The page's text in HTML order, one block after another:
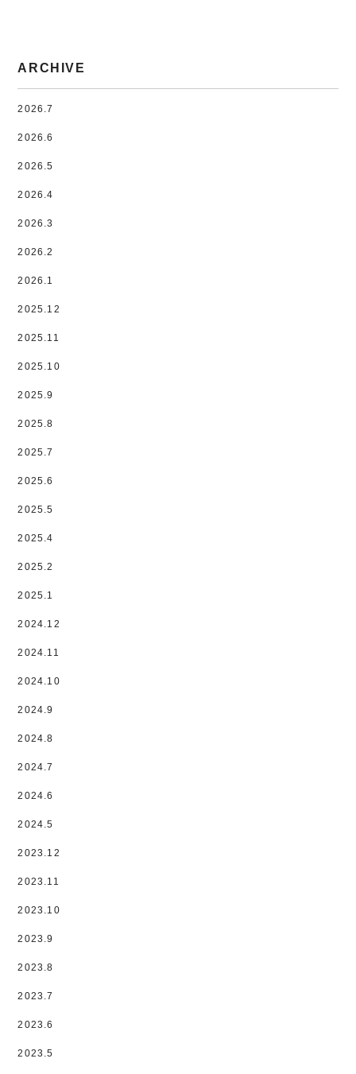
ARCHIVE
2026.7
2026.6
2026.5
2026.4
2026.3
2026.2
2026.1
2025.12
2025.11
2025.10
2025.9
2025.8
2025.7
2025.6
2025.5
2025.4
2025.2
2025.1
2024.12
2024.11
2024.10
2024.9
2024.8
2024.7
2024.6
2024.5
2023.12
2023.11
2023.10
2023.9
2023.8
2023.7
2023.6
2023.5